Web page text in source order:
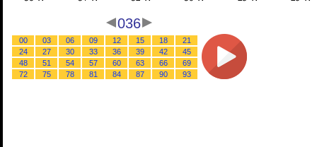
036
00 03 06 09 12 15 18
21
24
27 30 33 36 39 42
45
48
51 54 57 60 63 66
69
72
75 78 81 84 87 90 93